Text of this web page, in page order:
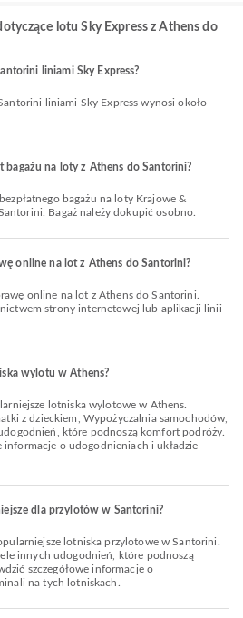
lotu Sky Express z Athens do
liniami Sky Express?
bagażu na loty z Athens do Santorini?
Bagaż należy dokupić osobno.
online na lot z Athens do Santorini?
strony internetowej lub aplikacji linii
wylotu w Athens?
lotniska wylotowe w Athens.
z dzieckiem, Wypożyczalnia samochodów,
które podnoszą komfort podróży.
informacje o udogodnieniach i układzie
dla przylotów w Santorini?
lotniska przylotowe w Santorini.
innych udogodnień, które podnoszą
szczegółowe informacje o
na tych lotniskach.